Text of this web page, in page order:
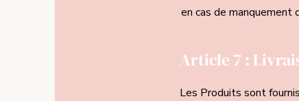
en cas de manquement
Article 7 :
Les Produits sont